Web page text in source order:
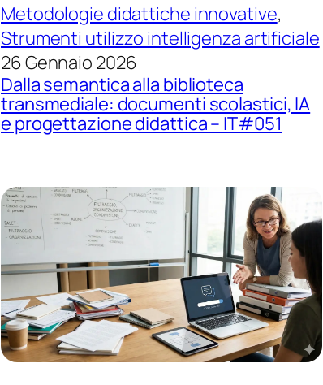
Metodologie didattiche innovative
Strumenti utilizzo intelligenza artificiale
26 Gennaio 2026
Dalla semantica alla biblioteca
transmediale: documenti scolastici, IA
e progettazione didattica – IT#051